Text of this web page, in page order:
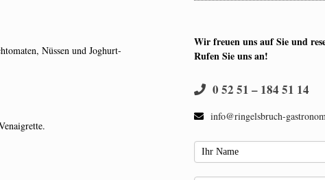
Nüssen und Joghurt-
Wir freuen uns auf Sie und
Rufen Sie uns an!
0 52 51 – 184 51 14
info@ringelsbruch-